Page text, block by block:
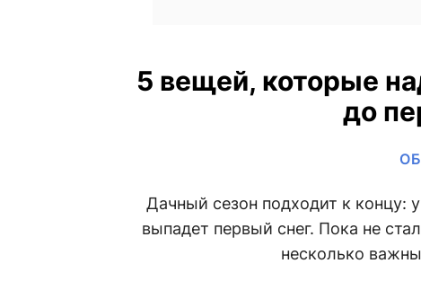
5 вещей, которые
до
Дачный сезон подходит к концу:
выпадет первый снег. Пока не
несколько